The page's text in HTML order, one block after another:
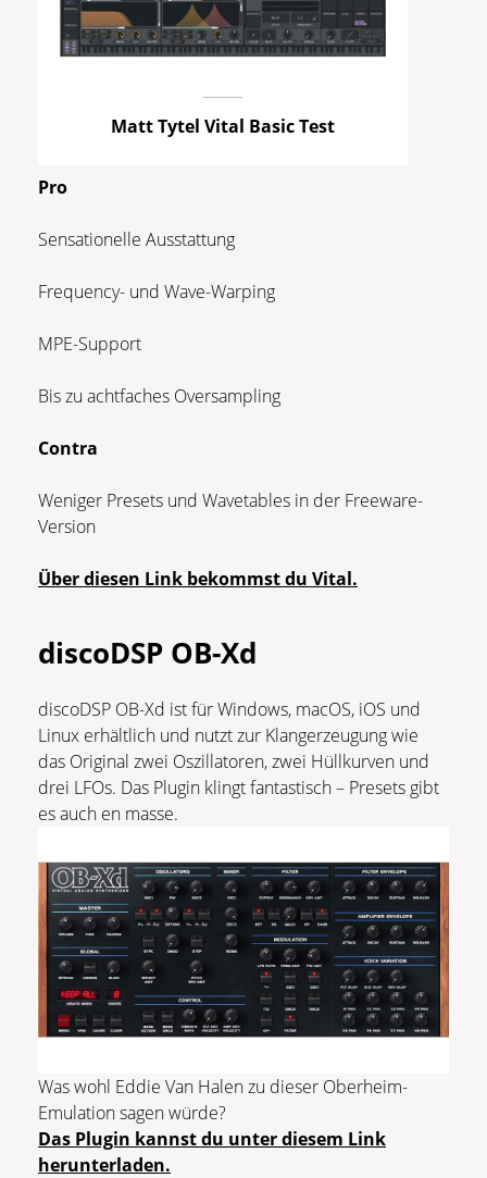
Matt Tytel Vital Basic Test
Pro
Sensationelle Ausstattung
Frequency- und Wave-Warping
MPE-Support
Bis zu achtfaches Oversampling
Contra
Weniger Presets und Wavetables in der Freeware-
Version
Über diesen Link bekommst du Vital.
discoDSP OB-Xd
discoDSP OB-Xd ist für Windows, macOS, iOS und
Linux erhältlich und nutzt zur Klangerzeugung wie
das Original zwei Oszillatoren, zwei Hüllkurven und
drei LFOs. Das Plugin klingt fantastisch – Presets gibt
es auch en masse.
Was wohl Eddie Van Halen zu dieser Oberheim-
Emulation sagen würde?
Das Plugin kannst du unter diesem Link
herunterladen.